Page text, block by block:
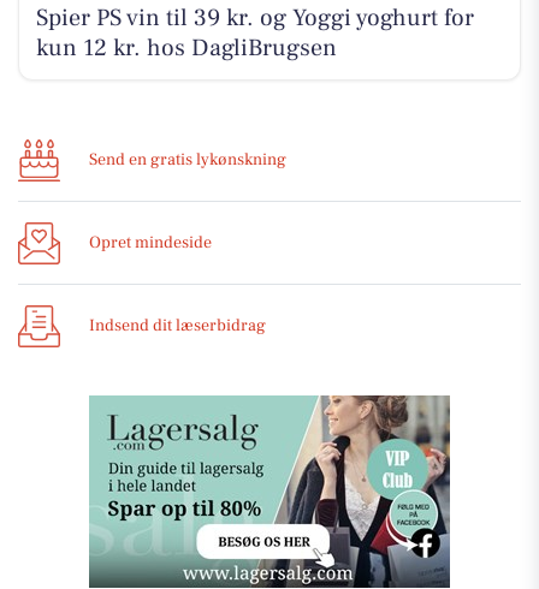
Spier PS vin til 39 kr. og Yoggi yoghurt for
kun 12 kr. hos DagliBrugsen
Send en gratis lykønskning
Opret mindeside
Indsend dit læserbidrag